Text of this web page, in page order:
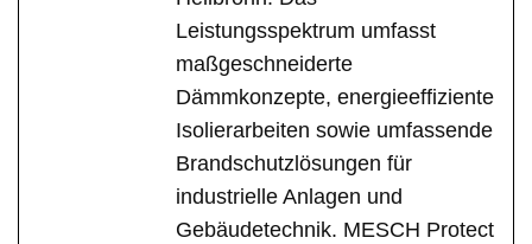
Leistungsspektrum umfasst
maßgeschneiderte
Dämmkonzepte, energieeffiziente
Isolierarbeiten sowie umfassende
Brandschutzlösungen für
industrielle Anlagen und
Gebäudetechnik. MESCH Protect